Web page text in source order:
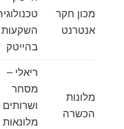
מכון חקר
אנטרנט
טכנולוגיה –
השקעות
בהייטק
מלונות
הכשרה
ריאלי –
מסחר
ושרותים –
מלונאות